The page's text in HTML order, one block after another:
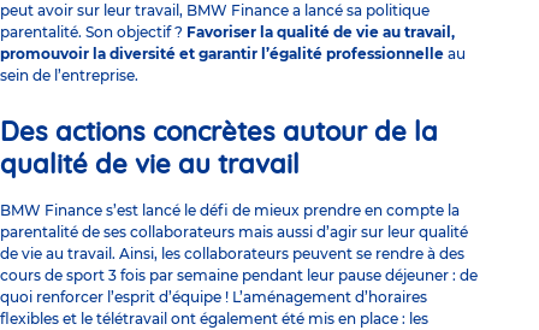
peut avoir sur leur travail, BMW Finance a lancé sa politique
parentalité. Son objectif ? Favoriser la qualité de vie au travail,
promouvoir la diversité et garantir l’égalité professionnelle au
sein de l’entreprise.
Des actions concrètes autour de la
qualité de vie au travail
BMW Finance s’est lancé le défi de mieux prendre en compte la
parentalité de ses collaborateurs mais aussi d’agir sur leur qualité
de vie au travail. Ainsi, les collaborateurs peuvent se rendre à des
cours de sport 3 fois par semaine pendant leur pause déjeuner : de
quoi renforcer l’esprit d’équipe ! L’aménagement d’horaires
flexibles et le télétravail ont également été mis en place : les